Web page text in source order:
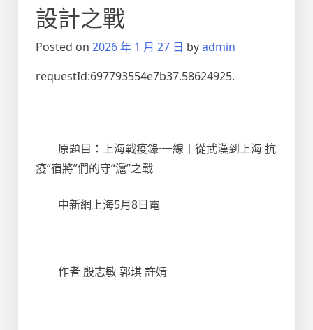
設計之戰
Posted on 2026 年 1 月 27 日 byadmin
requestId:697793554e7b37.58624925.
原題目：上海戰疫錄·一線丨從武漢到上海 抗
疫“宿將”們的守“滬”之戰
中新網上海5月8日電
作者 殷志敏 郭琪 許婧